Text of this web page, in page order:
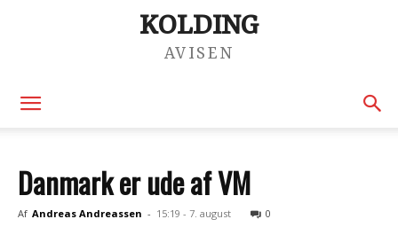
KOLDING
AVISEN
Danmark er ude af VM
Af Andreas Andreassen - 15:19 - 7. august 0